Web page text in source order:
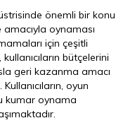
önemli bir konu
amacıyla oynaması
için çeşitli
bütçelerini
geri kazanma amacı
oyun
kumar oynama